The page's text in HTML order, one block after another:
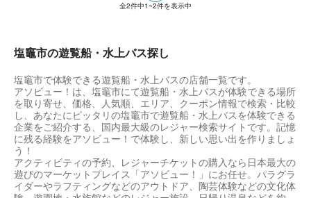
全2件中1~2件を表示中
塩竈市の遊覧船・水上バス探し
塩竈市で体験できる遊覧船・水上バスの店舗一覧です。
アソビュー！は、塩竈市にて遊覧船・水上バスが体験できる場所
を取り寄せ、価格、人気順、エリア、クーポン情報で検索・比較
し、あなたにピッタリの塩竈市で遊覧船・水上バスを体験できる
企業をご紹介する、国内最大級のレジャー検索サイトです。記憶
に残る経験をアソビュー！で体験し、新しい思い出を作りましょ
う！
アクティビティの予約、レジャーチケットの購入なら日本最大の
遊びのマーケットプレイス「アソビュー！」にお任せ。パラグラ
イダーやラフティングなどのアウトドア、陶芸体験などの文化体